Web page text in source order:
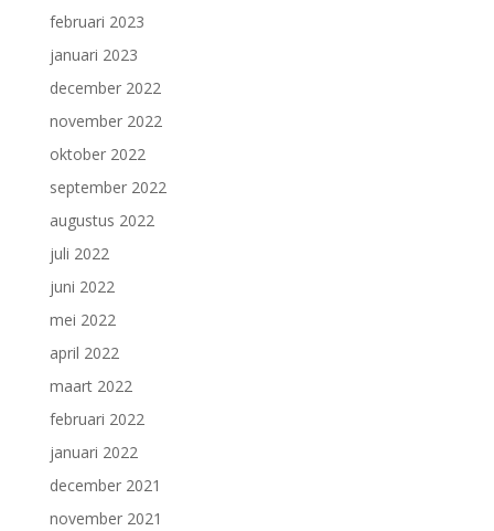
februari 2023
januari 2023
december 2022
november 2022
oktober 2022
september 2022
augustus 2022
juli 2022
juni 2022
mei 2022
april 2022
maart 2022
februari 2022
januari 2022
december 2021
november 2021